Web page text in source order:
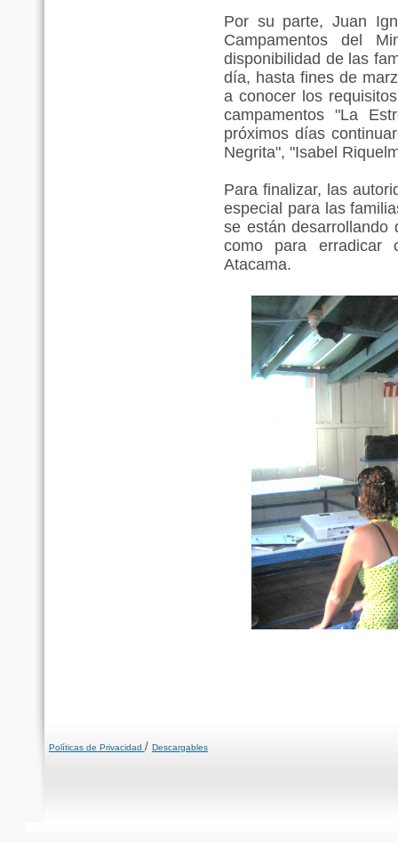
Por su parte, Juan
Campamentos del
disponibilidad de las
día, hasta fines de
a conocer los
campamentos "La
próximos días
Negrita", "Isabel
Para finalizar, las
especial para las
se están desarrollando
como para erradicar
Atacama.
Políticas de Privacidad / Descargables